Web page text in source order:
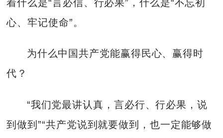
着什么是“言必信、行必果”，什么是“不忘初
心、牢记使命”。
为什么中国共产党能赢得民心、赢得时
代？
“我们党最讲认真，言必行、行必果，说
到做到”“共产党说到就要做到，也一定能够做